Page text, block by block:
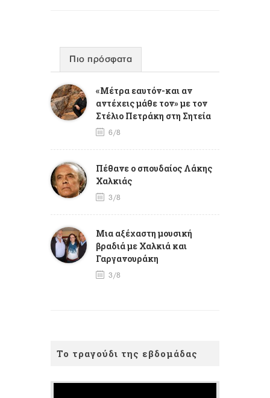
Πιο πρόσφατα
«Μέτρα εαυτόν-και αν
αντέχεις μάθε τον» με τον
Στέλιο Πετράκη στη Σητεία
6/8
Πέθανε ο σπουδαίος Λάκης
Χαλκιάς
3/8
Mια αξέχαστη μουσική
βραδιά με Χαλκιά και
Γαργανουράκη
3/8
Το τραγούδι της εβδομάδας